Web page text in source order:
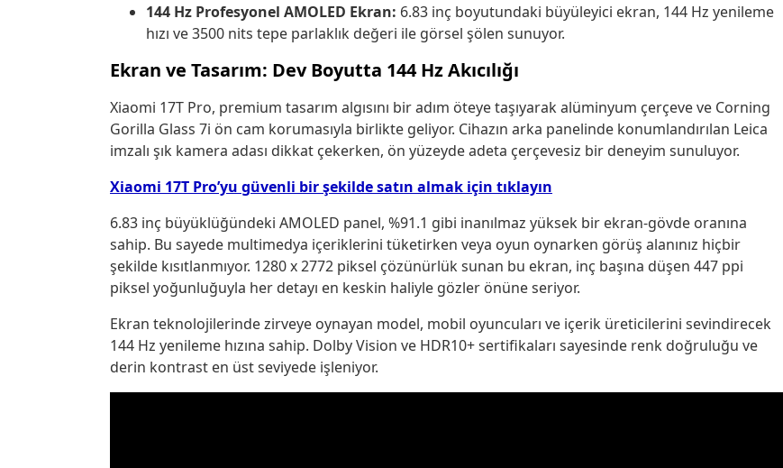
144 Hz Profesyonel AMOLED Ekran: 6.83 inç boyutundaki büyüleyici ekran, 144 Hz yenileme
hızı ve 3500 nits tepe parlaklık değeri ile görsel şölen sunuyor.
Ekran ve Tasarım: Dev Boyutta 144 Hz Akıcılığı
Xiaomi 17T Pro, premium tasarım algısını bir adım öteye taşıyarak alüminyum çerçeve ve Corning
Gorilla Glass 7i ön cam korumasıyla birlikte geliyor. Cihazın arka panelinde konumlandırılan Leica
imzalı şık kamera adası dikkat çekerken, ön yüzeyde adeta çerçevesiz bir deneyim sunuluyor.
Xiaomi 17T Pro’yu güvenli bir şekilde satın almak için tıklayın
6.83 inç büyüklüğündeki AMOLED panel, %91.1 gibi inanılmaz yüksek bir ekran-gövde oranına
sahip. Bu sayede multimedya içeriklerini tüketirken veya oyun oynarken görüş alanınız hiçbir
şekilde kısıtlanmıyor. 1280 x 2772 piksel çözünürlük sunan bu ekran, inç başına düşen 447 ppi
piksel yoğunluğuyla her detayı en keskin haliyle gözler önüne seriyor.
Ekran teknolojilerinde zirveye oynayan model, mobil oyuncuları ve içerik üreticilerini sevindirecek
144 Hz yenileme hızına sahip. Dolby Vision ve HDR10+ sertifikaları sayesinde renk doğruluğu ve
derin kontrast en üst seviyede işleniyor.